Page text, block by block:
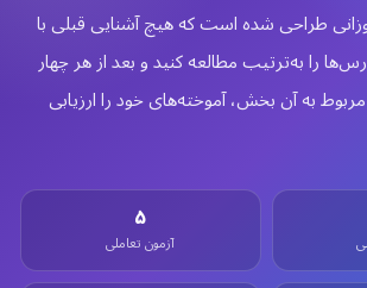
طراحی شده است که هیچ آشنایی قبلی با
را به‌ترتیب مطالعه کنید و بعد از هر چهار
به آن بخش، آموخته‌های خود را ارزیابی
۵
آزمون تعاملی